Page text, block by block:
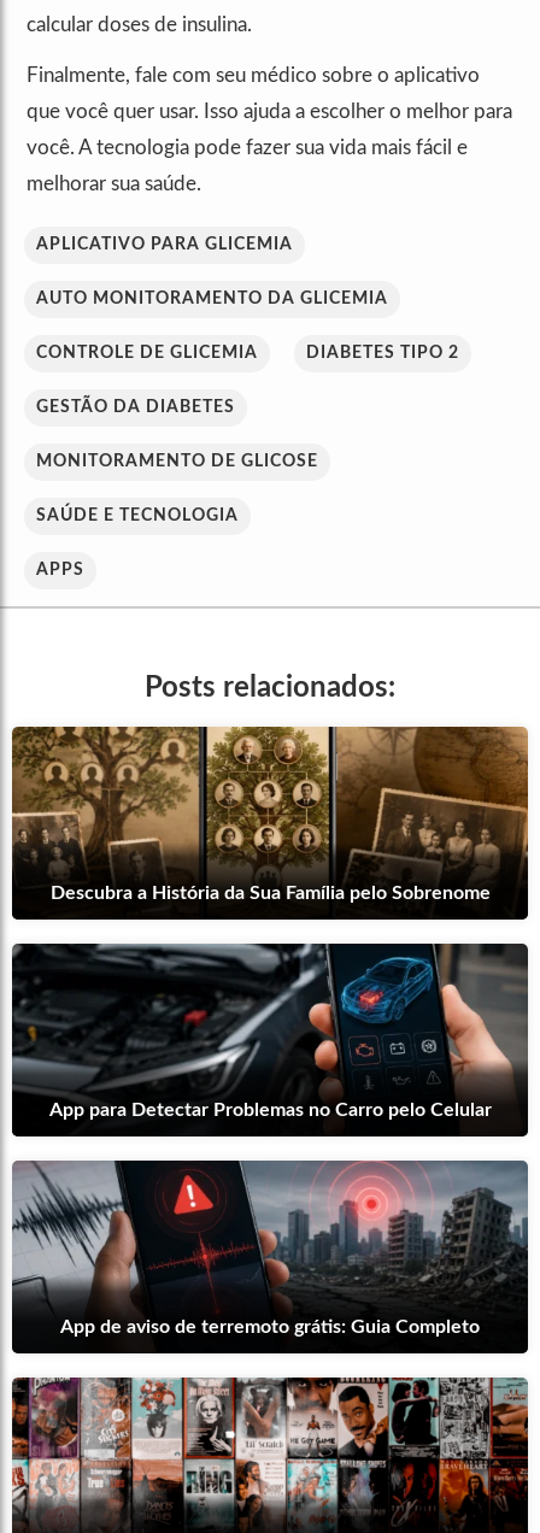
calcular doses de insulina.
Finalmente, fale com seu médico sobre o aplicativo
que você quer usar. Isso ajuda a escolher o melhor para
você. A tecnologia pode fazer sua vida mais fácil e
melhorar sua saúde.
APLICATIVO PARA GLICEMIA
AUTO MONITORAMENTO DA GLICEMIA
CONTROLE DE GLICEMIA DIABETES TIPO 2
GESTÃO DA DIABETES
MONITORAMENTO DE GLICOSE
SAÚDE E TECNOLOGIA
APPS
Posts relacionados:
Descubra a História da Sua Família pelo Sobrenome
App para Detectar Problemas no Carro pelo Celular
App de aviso de terremoto grátis: Guia Completo